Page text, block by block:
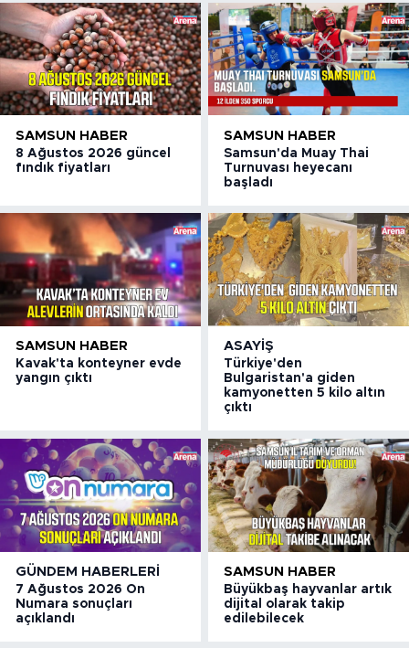
SAMSUN HABER
8 Ağustos 2026 güncel
fındık fiyatları
SAMSUN HABER
Samsun'da Muay Thai
Turnuvası heyecanı
başladı
SAMSUN HABER
Kavak'ta konteyner evde
yangın çıktı
ASAYIŞ
Türkiye'den
Bulgaristan'a giden
kamyonetten 5 kilo altın
çıktı
GÜNDEM HABERLERI
7 Ağustos 2026 On
Numara sonuçları
açıklandı
SAMSUN HABER
Büyükbaş hayvanlar artık
dijital olarak takip
edilebilecek